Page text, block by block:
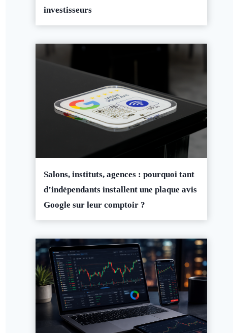
investisseurs
Salons, instituts, agences : pourquoi tant
d’indépendants installent une plaque avis
Google sur leur comptoir ?